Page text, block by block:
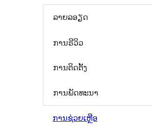
ລາຍລອຽດ
ການຣີວິວ
ການຕິດຕັ້ງ
ການພັດທະນາ
ການຊ່ວຍເຫຼືອ